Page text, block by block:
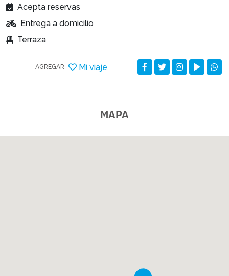
Acepta reservas
Entrega a domicilio
Terraza
AGREGAR Mi viaje
MAPA